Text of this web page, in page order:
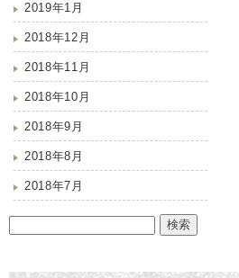
2019年1月
2018年12月
2018年11月
2018年10月
2018年9月
2018年8月
2018年7月